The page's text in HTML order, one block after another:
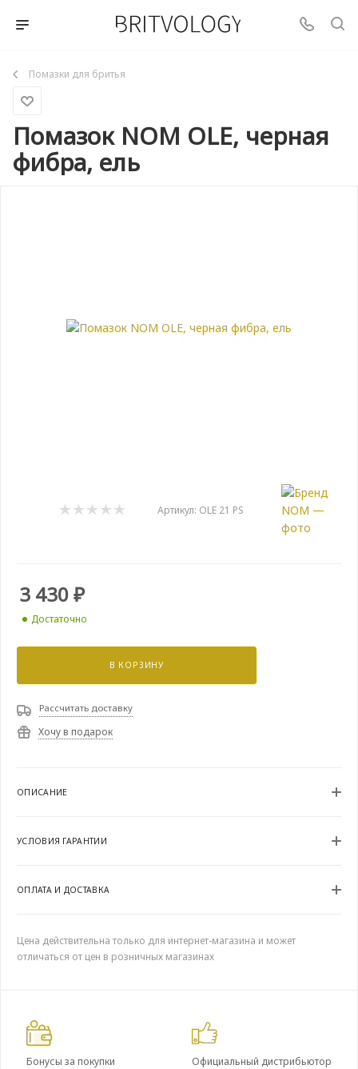
Помазки для бритья
Помазок NOM OLE, черная
фибра, ель
Артикул: OLE 21 PS
3 430₽
Достаточно
В КОРЗИНУ
Рассчитать доставку
Хочу в подарок
ОПИСАНИЕ
УСЛОВИЯ ГАРАНТИИ
ОПЛАТА И ДОСТАВКА
Цена действительна только для интернет-магазина и может
отличаться от цен в розничных магазинах
Бонусы за покупки
Официальный дистрибьютор